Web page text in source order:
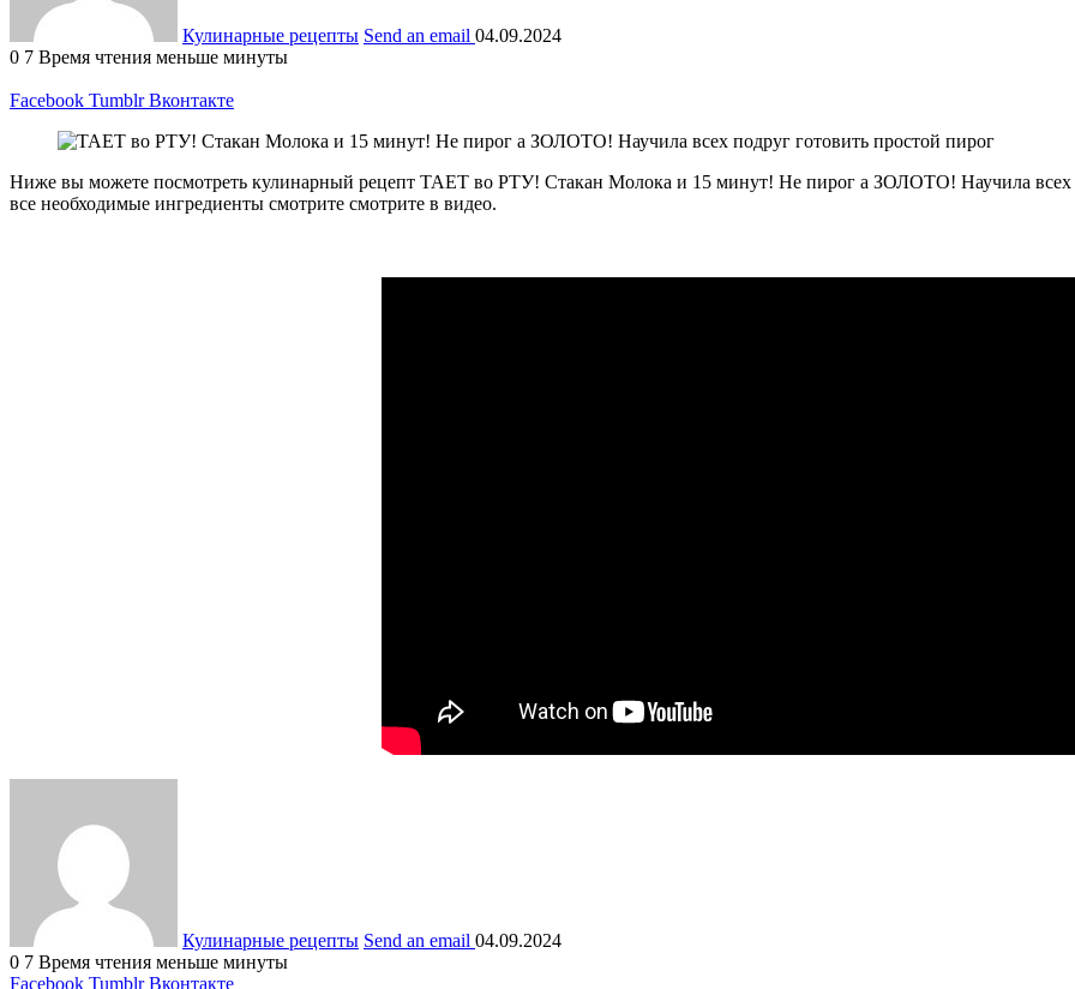
Кулинарные рецепты Send an email 04.09.2024
0 7 Время чтения меньше минуты
Facebook Tumblr Вконтакте
Ниже вы можете посмотреть кулинарный рецепт ТАЕТ во РТУ! Стакан Молока и 15 минут! Не пирог а ЗОЛОТО! Научила всех
все необходимые ингредиенты смотрите смотрите в видео.
Кулинарные рецепты Send an email 04.09.2024
0 7 Время чтения меньше минуты
Facebook Tumblr Вконтакте